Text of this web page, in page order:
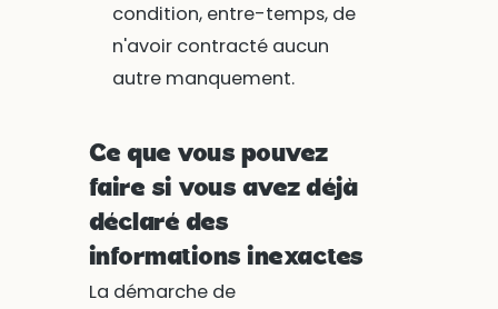
condition, entre-temps, de
n'avoir contracté aucun
autre manquement.
Ce que vous pouvez
faire si vous avez déjà
déclaré des
informations inexactes
La démarche de